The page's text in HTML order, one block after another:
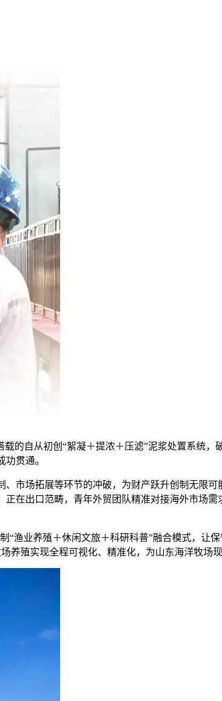
自从初创“絮凝＋提浓＋压滤”泥浆处置系统，
贯通。
场拓展等环节的冲破，为财产跃升创制无限可
在出口范畴，青年外贸团队精准对接海外市场需
业养殖＋休闲文旅＋科研科普”融合模式，让
养殖实现全程可视化、精准化，为山东海洋牧场现